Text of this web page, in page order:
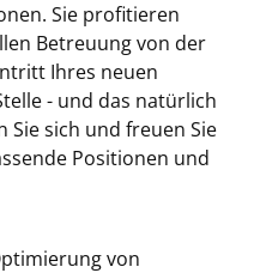
Sie profitieren
Betreuung von der
Ihres neuen
- und das natürlich
Sie sich und freuen Sie
Positionen und
von